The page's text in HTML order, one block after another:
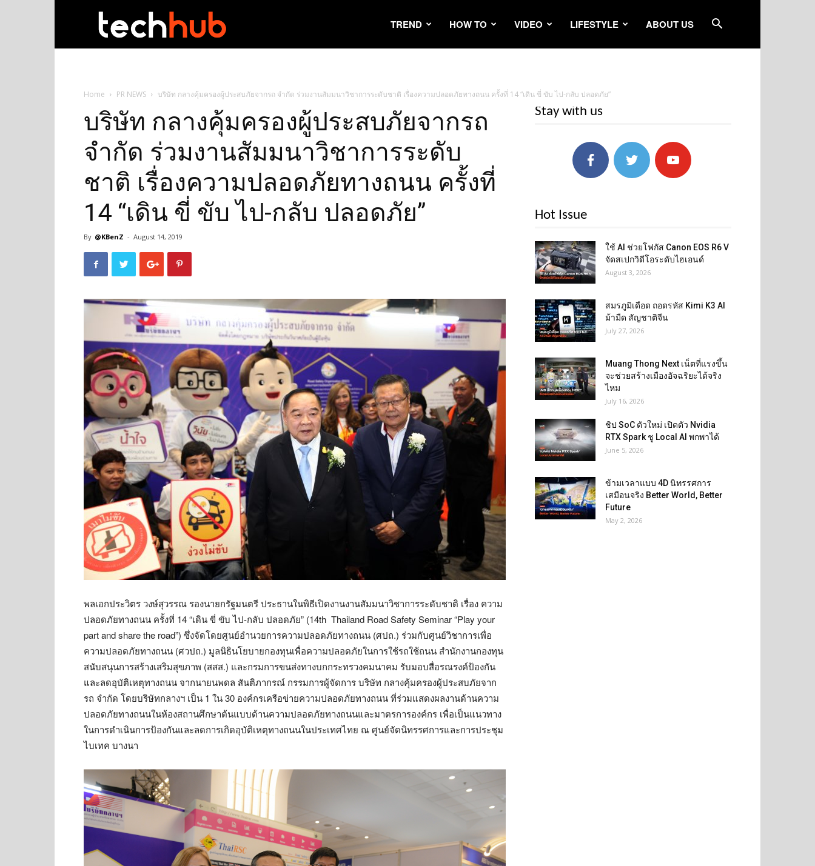
TREND HOW TO VIDEO LIFESTYLE ABOUT US
Home PR NEWS บริษัท กลางคุ้มครองผู้ประสบภัยจากรถ จำกัด ร่วมงานสัมมนาวิชาการระดับชาติ เรื่องความปลอดภัยทางถนน ครั้งที่ 14 “เดิน ขี่ ขับ ไป-กลับ ปลอดภัย”
บริษัท กลางคุ้มครองผู้ประสบภัยจากรถ
จำกัด ร่วมงานสัมมนาวิชาการระดับ
ชาติ เรื่องความปลอดภัยทางถนน ครั้งที่
14 “เดิน ขี่ ขับ ไป-กลับ ปลอดภัย”
By @KBenZ - August 14, 2019
พลเอกประวิตร วงษ์สุวรรณ รองนายกรัฐมนตรี ประธานในพิธีเปิดงานงานสัมมนาวิชาการระดับชาติ เรื่อง ความ
ปลอดภัยทางถนน ครั้งที่ 14 “เดิน ขี่ ขับ ไป-กลับ ปลอดภัย” (14th Thailand Road Safety Seminar “Play your
part and share the road”) ซึ่งจัดโดยศูนย์อำนวยการความปลอดภัยทางถนน (ศปถ.) ร่วมกับศูนย์วิชาการเพื่อ
ความปลอดภัยทางถนน (ศวปถ.) มูลนิธินโยบายกองทุนเพื่อความปลอดภัยในการใช้รถใช้ถนน สำนักงานกองทุน
สนับสนุนการสร้างเสริมสุขภาพ (สสส.) และกรมการขนส่งทางบกกระทรวงคมนาคม รับมอบสื่อรณรงค์ป้องกัน
และลดอุบัติเหตุทางถนน จากนายนพดล สันติภากรณ์ กรรมการผู้จัดการ บริษัท กลางคุ้มครองผู้ประสบภัยจาก
รถ จำกัด โดยบริษัทกลางฯ เป็น 1 ใน 30 องค์กรเครือข่ายความปลอดภัยทางถนน ที่ร่วมแสดงผลงานด้านความ
ปลอดภัยทางถนนในห้องสถานศึกษาต้นแบบด้านความปลอดภัยทางถนนและมาตรการองค์กร เพื่อเป็นแนวทาง
ในการดำเนินการป้องกันและลดการเกิดอุบัติเหตุทางถนนในประเทศไทย ณ ศูนย์จัดนิทรรศการและการประชุม
ไบเทค บางนา
Stay with us
Hot Issue
ใช้ AI ช่วยโฟกัส Canon EOS R6 V
จัดสเปกวิดีโอระดับไฮเอนด์
August 3, 2026
สมรภูมิเดือด ถอดรหัส Kimi K3 AI
ม้ามืด สัญชาติจีน
July 27, 2026
Muang Thong Next เน็ตที่แรงขึ้น
จะช่วยสร้างเมืองอัจฉริยะได้จริง
ไหม
July 16, 2026
ชิป SoC ตัวใหม่ เปิดตัว Nvidia
RTX Spark ชู Local AI พกพาได้
June 5, 2026
ข้ามเวลาแบบ 4D นิทรรศการ
เสมือนจริง Better World, Better
Future
May 2, 2026